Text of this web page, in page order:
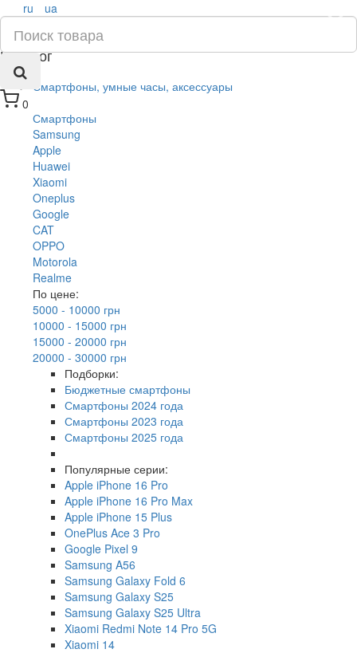
0
×
ru ua
Каталог
Смартфоны, умные часы, аксессуары
Смартфоны
Samsung
Apple
Huawei
Xiaomi
Oneplus
Google
CAT
OPPO
Motorola
Realme
По цене:
5000 - 10000 грн
10000 - 15000 грн
15000 - 20000 грн
20000 - 30000 грн
Подборки:
Бюджетные смартфоны
Смартфоны 2024 года
Смартфоны 2023 года
Смартфоны 2025 года
Популярные серии:
Apple iPhone 16 Pro
Apple iPhone 16 Pro Max
Apple iPhone 15 Plus
OnePlus Ace 3 Pro
Google Pixel 9
Samsung A56
Samsung Galaxy Fold 6
Samsung Galaxy S25
Samsung Galaxy S25 Ultra
Xiaomi Redmi Note 14 Pro 5G
Xiaomi 14